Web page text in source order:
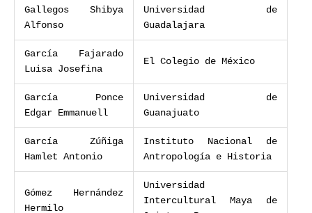
Gallegos Shibya
Alfonso
Universidad de
Guadalajara
García Fajarado
Luisa Josefina
El Colegio de México
García Ponce
Edgar Emmanuell
Universidad de
Guanajuato
García Zúñiga
Hamlet Antonio
Instituto Nacional de
Antropología e Historia
Gómez Hernández
Hermilo
Universidad
Intercultural Maya de